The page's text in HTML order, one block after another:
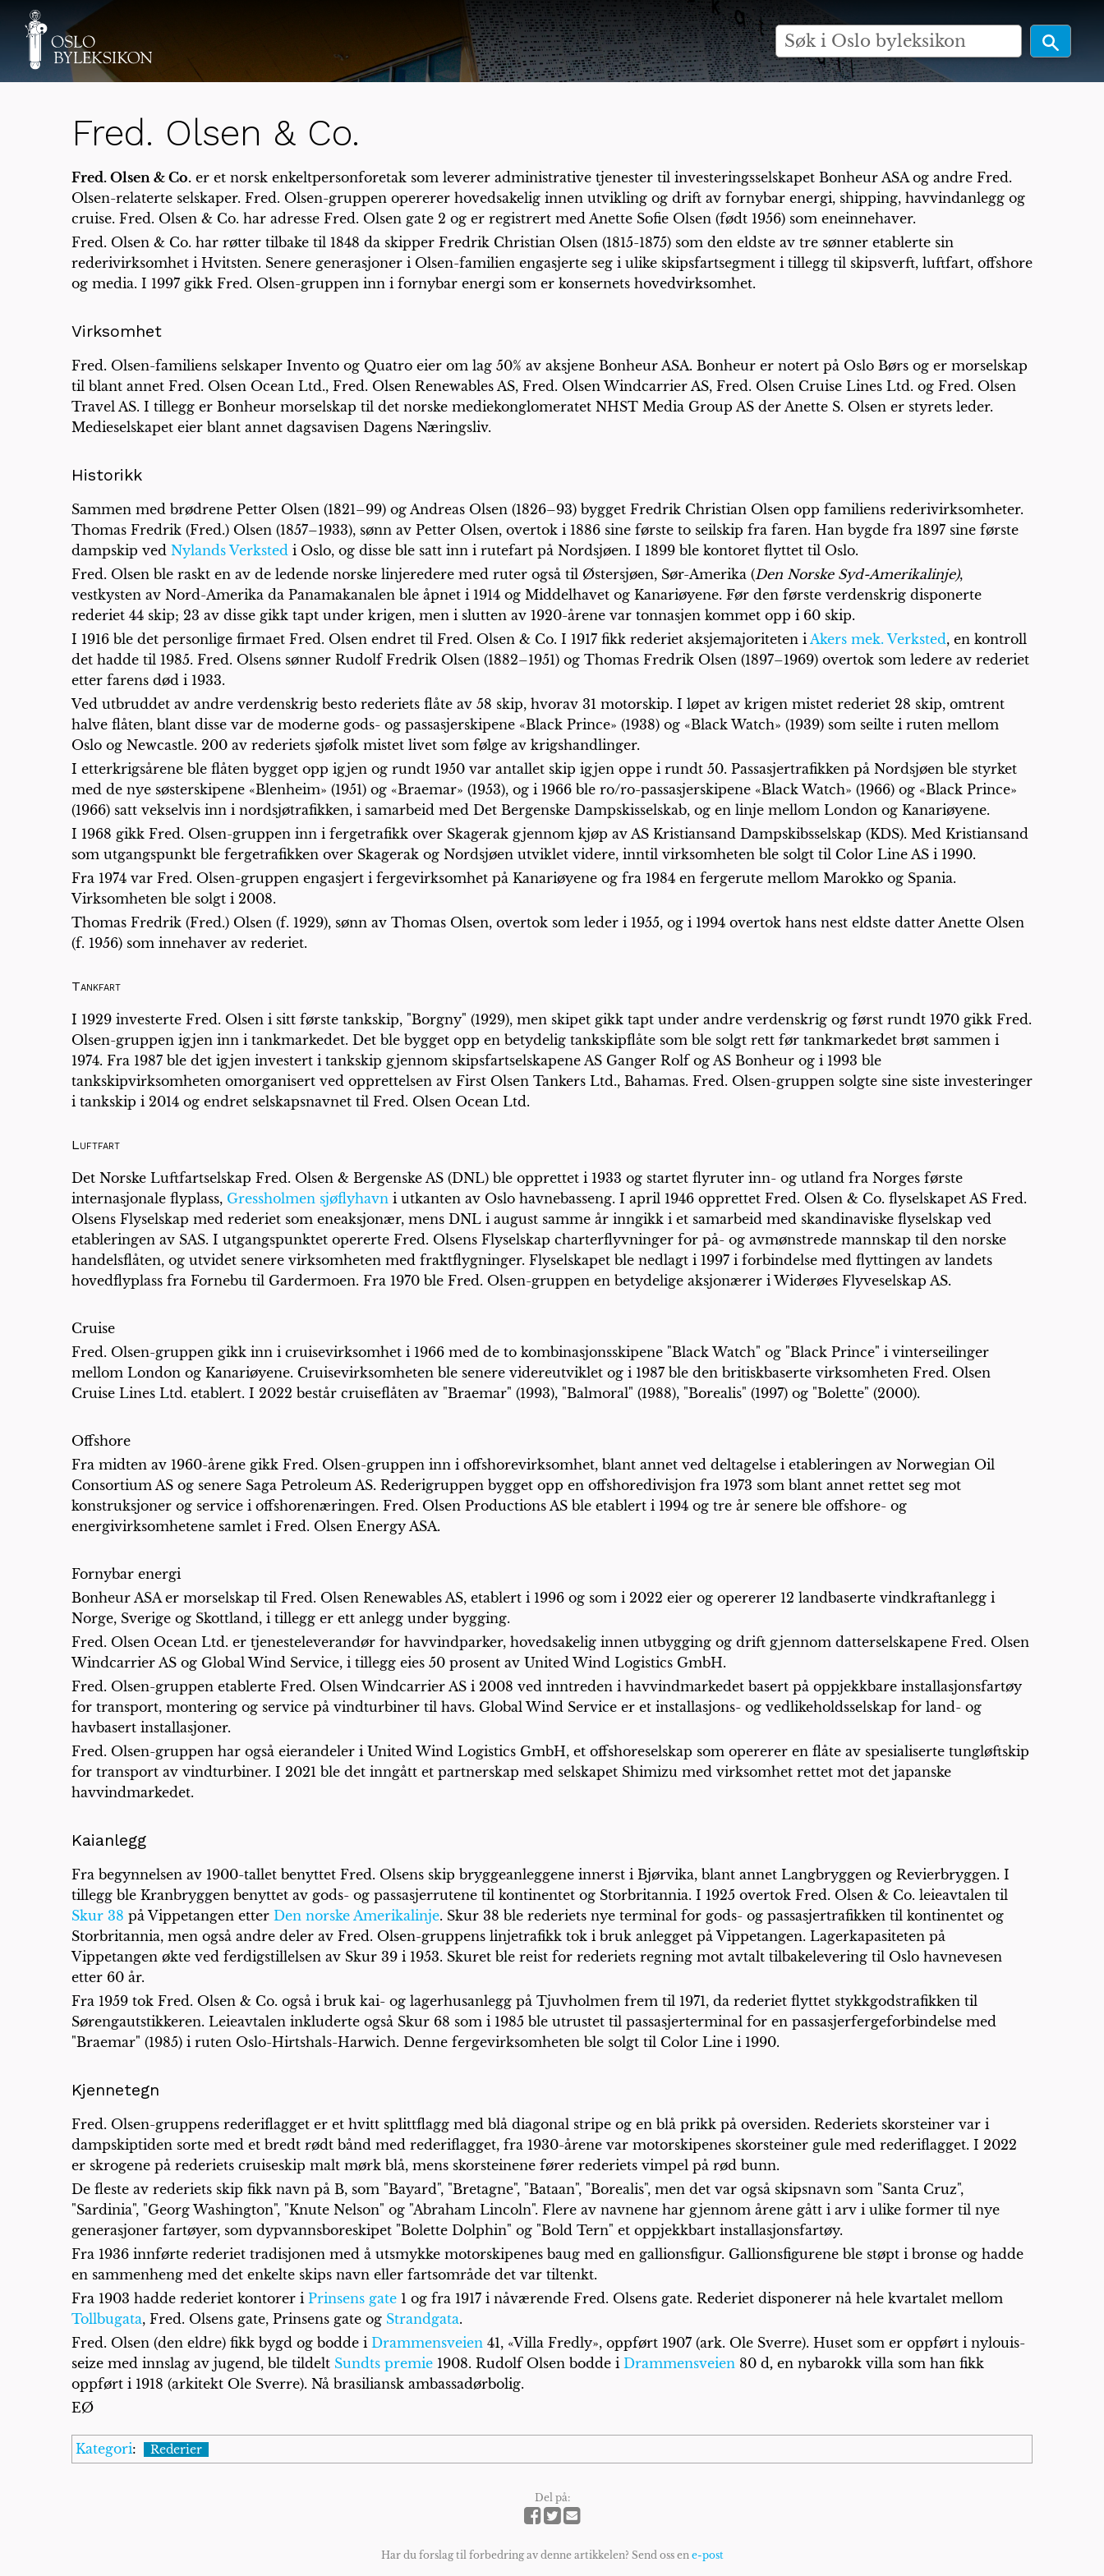
Fred. Olsen & Co.
Fred. Olsen & Co. er et norsk enkeltpersonforetak som leverer administrative tjenester til investeringsselskapet Bonheur ASA og andre Fred.
Olsen-relaterte selskaper. Fred. Olsen-gruppen opererer hovedsakelig innen utvikling og drift av fornybar energi, shipping, havvindanlegg og
cruise. Fred. Olsen & Co. har adresse Fred. Olsen gate 2 og er registrert med Anette Sofie Olsen (født 1956) som eneinnehaver.
Fred. Olsen & Co. har røtter tilbake til 1848 da skipper Fredrik Christian Olsen (1815-1875) som den eldste av tre sønner etablerte sin
rederivirksomhet i Hvitsten. Senere generasjoner i Olsen-familien engasjerte seg i ulike skipsfartsegment i tillegg til skipsverft, luftfart, offshore
og media. I 1997 gikk Fred. Olsen-gruppen inn i fornybar energi som er konsernets hovedvirksomhet.
Virksomhet
Fred. Olsen-familiens selskaper Invento og Quatro eier om lag 50% av aksjene Bonheur ASA. Bonheur er notert på Oslo Børs og er morselskap
til blant annet Fred. Olsen Ocean Ltd., Fred. Olsen Renewables AS, Fred. Olsen Windcarrier AS, Fred. Olsen Cruise Lines Ltd. og Fred. Olsen
Travel AS. I tillegg er Bonheur morselskap til det norske mediekonglomeratet NHST Media Group AS der Anette S. Olsen er styrets leder.
Medieselskapet eier blant annet dagsavisen Dagens Næringsliv.
Historikk
Sammen med brødrene Petter Olsen (1821–99) og Andreas Olsen (1826–93) bygget Fredrik Christian Olsen opp familiens rederivirksomheter.
Thomas Fredrik (Fred.) Olsen (1857–1933), sønn av Petter Olsen, overtok i 1886 sine første to seilskip fra faren. Han bygde fra 1897 sine første
dampskip ved Nylands Verksted i Oslo, og disse ble satt inn i rutefart på Nordsjøen. I 1899 ble kontoret flyttet til Oslo.
Fred. Olsen ble raskt en av de ledende norske linjeredere med ruter også til Østersjøen, Sør-Amerika (Den Norske Syd-Amerikalinje),
vestkysten av Nord-Amerika da Panamakanalen ble åpnet i 1914 og Middelhavet og Kanariøyene. Før den første verdenskrig disponerte
rederiet 44 skip; 23 av disse gikk tapt under krigen, men i slutten av 1920-årene var tonnasjen kommet opp i 60 skip.
I 1916 ble det personlige firmaet Fred. Olsen endret til Fred. Olsen & Co. I 1917 fikk rederiet aksjemajoriteten iAkers mek. Verksted, en kontroll
det hadde til 1985. Fred. Olsens sønner Rudolf Fredrik Olsen (1882–1951) og Thomas Fredrik Olsen (1897–1969) overtok som ledere av rederiet
etter farens død i 1933.
Ved utbruddet av andre verdenskrig besto rederiets flåte av 58 skip, hvorav 31 motorskip. I løpet av krigen mistet rederiet 28 skip, omtrent
halve flåten, blant disse var de moderne gods- og passasjerskipene «Black Prince» (1938) og «Black Watch» (1939) som seilte i ruten mellom
Oslo og Newcastle. 200 av rederiets sjøfolk mistet livet som følge av krigshandlinger.
I etterkrigsårene ble flåten bygget opp igjen og rundt 1950 var antallet skip igjen oppe i rundt 50. Passasjertrafikken på Nordsjøen ble styrket
med de nye søsterskipene «Blenheim» (1951) og «Braemar» (1953), og i 1966 ble ro/ro-passasjerskipene «Black Watch» (1966) og «Black Prince»
(1966) satt vekselvis inn i nordsjøtrafikken, i samarbeid med Det Bergenske Dampskisselskab, og en linje mellom London og Kanariøyene.
I 1968 gikk Fred. Olsen-gruppen inn i fergetrafikk over Skagerak gjennom kjøp av AS Kristiansand Dampskibsselskap (KDS). Med Kristiansand
som utgangspunkt ble fergetrafikken over Skagerak og Nordsjøen utviklet videre, inntil virksomheten ble solgt til Color Line AS i 1990.
Fra 1974 var Fred. Olsen-gruppen engasjert i fergevirksomhet på Kanariøyene og fra 1984 en fergerute mellom Marokko og Spania.
Virksomheten ble solgt i 2008.
Thomas Fredrik (Fred.) Olsen (f. 1929), sønn av Thomas Olsen, overtok som leder i 1955, og i 1994 overtok hans nest eldste datter Anette Olsen
(f. 1956) som innehaver av rederiet.
Tankfart
I 1929 investerte Fred. Olsen i sitt første tankskip, "Borgny" (1929), men skipet gikk tapt under andre verdenskrig og først rundt 1970 gikk Fred.
Olsen-gruppen igjen inn i tankmarkedet. Det ble bygget opp en betydelig tankskipflåte som ble solgt rett før tankmarkedet brøt sammen i
1974. Fra 1987 ble det igjen investert i tankskip gjennom skipsfartselskapene AS Ganger Rolf og AS Bonheur og i 1993 ble
tankskipvirksomheten omorganisert ved opprettelsen av First Olsen Tankers Ltd., Bahamas. Fred. Olsen-gruppen solgte sine siste investeringer
i tankskip i 2014 og endret selskapsnavnet til Fred. Olsen Ocean Ltd.
Luftfart
Det Norske Luftfartselskap Fred. Olsen & Bergenske AS (DNL) ble opprettet i 1933 og startet flyruter inn- og utland fra Norges første
internasjonale flyplass, Gressholmen sjøflyhavn i utkanten av Oslo havnebasseng. I april 1946 opprettet Fred. Olsen & Co. flyselskapet AS Fred.
Olsens Flyselskap med rederiet som eneaksjonær, mens DNL i august samme år inngikk i et samarbeid med skandinaviske flyselskap ved
etableringen av SAS. I utgangspunktet opererte Fred. Olsens Flyselskap charterflyvninger for på- og avmønstrede mannskap til den norske
handelsflåten, og utvidet senere virksomheten med fraktflygninger. Flyselskapet ble nedlagt i 1997 i forbindelse med flyttingen av landets
hovedflyplass fra Fornebu til Gardermoen. Fra 1970 ble Fred. Olsen-gruppen en betydelige aksjonærer i Widerøes Flyveselskap AS.
Cruise
Fred. Olsen-gruppen gikk inn i cruisevirksomhet i 1966 med de to kombinasjonsskipene "Black Watch" og "Black Prince" i vinterseilinger
mellom London og Kanariøyene. Cruisevirksomheten ble senere videreutviklet og i 1987 ble den britiskbaserte virksomheten Fred. Olsen
Cruise Lines Ltd. etablert. I 2022 består cruiseflåten av "Braemar" (1993), "Balmoral" (1988), "Borealis" (1997) og "Bolette" (2000).
Offshore
Fra midten av 1960-årene gikk Fred. Olsen-gruppen inn i offshorevirksomhet, blant annet ved deltagelse i etableringen av Norwegian Oil
Consortium AS og senere Saga Petroleum AS. Rederigruppen bygget opp en offshoredivisjon fra 1973 som blant annet rettet seg mot
konstruksjoner og service i offshorenæringen. Fred. Olsen Productions AS ble etablert i 1994 og tre år senere ble offshore- og
energivirksomhetene samlet i Fred. Olsen Energy ASA.
Fornybar energi
Bonheur ASA er morselskap til Fred. Olsen Renewables AS, etablert i 1996 og som i 2022 eier og opererer 12 landbaserte vindkraftanlegg i
Norge, Sverige og Skottland, i tillegg er ett anlegg under bygging.
Fred. Olsen Ocean Ltd. er tjenesteleverandør for havvindparker, hovedsakelig innen utbygging og drift gjennom datterselskapene Fred. Olsen
Windcarrier AS og Global Wind Service, i tillegg eies 50 prosent av United Wind Logistics GmbH.
Fred. Olsen-gruppen etablerte Fred. Olsen Windcarrier AS i 2008 ved inntreden i havvindmarkedet basert på oppjekkbare installasjonsfartøy
for transport, montering og service på vindturbiner til havs. Global Wind Service er et installasjons- og vedlikeholdsselskap for land- og
havbasert installasjoner.
Fred. Olsen-gruppen har også eierandeler i United Wind Logistics GmbH, et offshoreselskap som opererer en flåte av spesialiserte tungløftskip
for transport av vindturbiner. I 2021 ble det inngått et partnerskap med selskapet Shimizu med virksomhet rettet mot det japanske
havvindmarkedet.
Kaianlegg
Fra begynnelsen av 1900-tallet benyttet Fred. Olsens skip bryggeanleggene innerst i Bjørvika, blant annet Langbryggen og Revierbryggen. I
tillegg ble Kranbryggen benyttet av gods- og passasjerrutene til kontinentet og Storbritannia. I 1925 overtok Fred. Olsen & Co. leieavtalen til
Skur 38 på Vippetangen etter Den norske Amerikalinje. Skur 38 ble rederiets nye terminal for gods- og passasjertrafikken til kontinentet og
Storbritannia, men også andre deler av Fred. Olsen-gruppens linjetrafikk tok i bruk anlegget på Vippetangen. Lagerkapasiteten på
Vippetangen økte ved ferdigstillelsen av Skur 39 i 1953. Skuret ble reist for rederiets regning mot avtalt tilbakelevering til Oslo havnevesen
etter 60 år.
Fra 1959 tok Fred. Olsen & Co. også i bruk kai- og lagerhusanlegg på Tjuvholmen frem til 1971, da rederiet flyttet stykkgodstrafikken til
Sørengautstikkeren. Leieavtalen inkluderte også Skur 68 som i 1985 ble utrustet til passasjerterminal for en passasjerfergeforbindelse med
"Braemar" (1985) i ruten Oslo-Hirtshals-Harwich. Denne fergevirksomheten ble solgt til Color Line i 1990.
Kjennetegn
Fred. Olsen-gruppens rederiflagget er et hvitt splittflagg med blå diagonal stripe og en blå prikk på oversiden. Rederiets skorsteiner var i
dampskiptiden sorte med et bredt rødt bånd med rederiflagget, fra 1930-årene var motorskipenes skorsteiner gule med rederiflagget. I 2022
er skrogene på rederiets cruiseskip malt mørk blå, mens skorsteinene fører rederiets vimpel på rød bunn.
De fleste av rederiets skip fikk navn på B, som "Bayard", "Bretagne", "Bataan", "Borealis", men det var også skipsnavn som "Santa Cruz",
"Sardinia", "Georg Washington", "Knute Nelson" og "Abraham Lincoln". Flere av navnene har gjennom årene gått i arv i ulike former til nye
generasjoner fartøyer, som dypvannsboreskipet "Bolette Dolphin" og "Bold Tern" et oppjekkbart installasjonsfartøy.
Fra 1936 innførte rederiet tradisjonen med å utsmykke motorskipenes baug med en gallionsfigur. Gallionsfigurene ble støpt i bronse og hadde
en sammenheng med det enkelte skips navn eller fartsområde det var tiltenkt.
Fra 1903 hadde rederiet kontorer i Prinsens gate 1 og fra 1917 i nåværende Fred. Olsens gate. Rederiet disponerer nå hele kvartalet mellom
Tollbugata, Fred. Olsens gate, Prinsens gate og Strandgata.
Fred. Olsen (den eldre) fikk bygd og bodde i Drammensveien 41, «Villa Fredly», oppført 1907 (ark. Ole Sverre). Huset som er oppført i nylouis-
seize med innslag av jugend, ble tildelt Sundts premie 1908. Rudolf Olsen bodde i Drammensveien 80 d, en nybarokk villa som han fikk
oppført i 1918 (arkitekt Ole Sverre). Nå brasiliansk ambassadørbolig.
EØ
Kategori: Rederier
Del på:
Har du forslag til forbedring av denne artikkelen? Send oss en e-post